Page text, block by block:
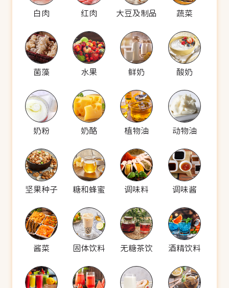
白肉 红肉 大豆及制品 蔬菜
菌藻 水果 鲜奶 酸奶
奶粉 奶酪 植物油 动物油
坚果种子 糖和蜂蜜 调味料 调味酱
酱菜 固体饮料 无糖茶饮 酒精饮料